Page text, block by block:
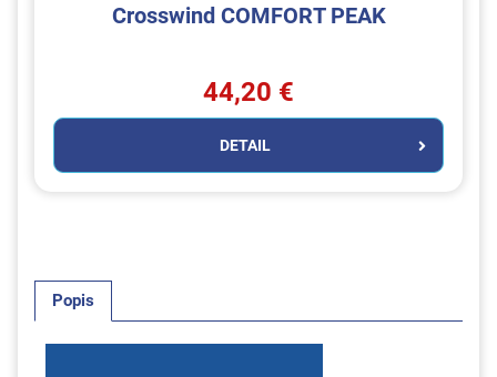
Crosswind COMFORT PEAK
44,20 €
DETAIL
Popis